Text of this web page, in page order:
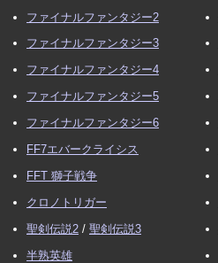
ファイナルファンタジー2
ファイナルファンタジー3
ファイナルファンタジー4
ファイナルファンタジー5
ファイナルファンタジー6
FF7エバークライシス
FFT 獅子戦争
クロノトリガー
聖剣伝説2 / 聖剣伝説3
半熟英雄